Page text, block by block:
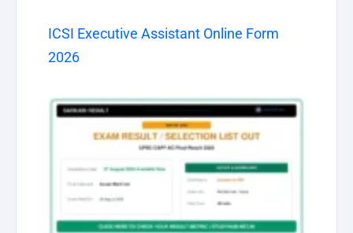
ICSI Executive Assistant Online Form
2026